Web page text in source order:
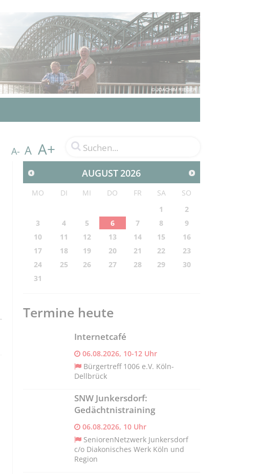
A- A A+
AUGUST2026
MO DI MI DO FR SA
SO
1
2
3
4 5 6 7 8
9
10
11 12 13 14 15
16
17
18 19 20 21 22
23
24
25 26 27 28 29
30
31
Termine heute
Internetcafé
06.08.2026, 10-12 Uhr
Bürgertreff 1006 e.V. Köln-
Dellbrück
SNW Junkersdorf:
Gedächtnistraining
06.08.2026, 10 Uhr
SeniorenNetzwerk Junkersdorf
c/o Diakonisches Werk Köln und
Region